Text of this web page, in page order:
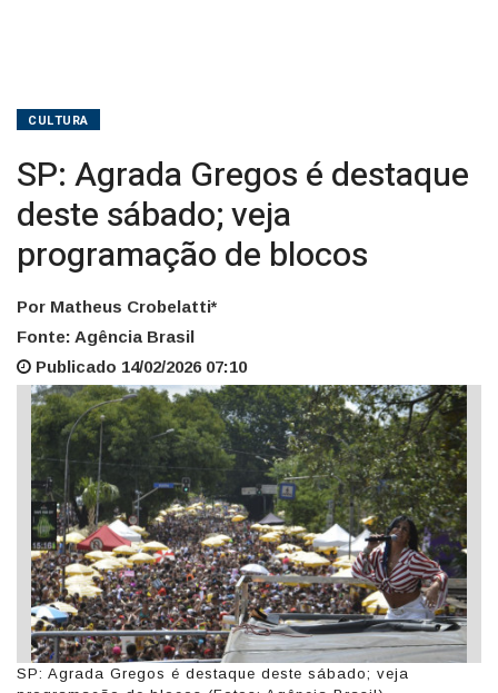
CULTURA
SP: Agrada Gregos é destaque
deste sábado; veja
programação de blocos
Por Matheus Crobelatti*
Fonte: Agência Brasil
Publicado 14/02/2026 07:10
SP: Agrada Gregos é destaque deste sábado; veja